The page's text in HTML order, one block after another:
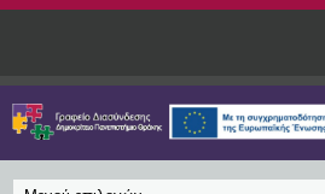
Παράκαμψη προς το κυρίως περιεχόμενο